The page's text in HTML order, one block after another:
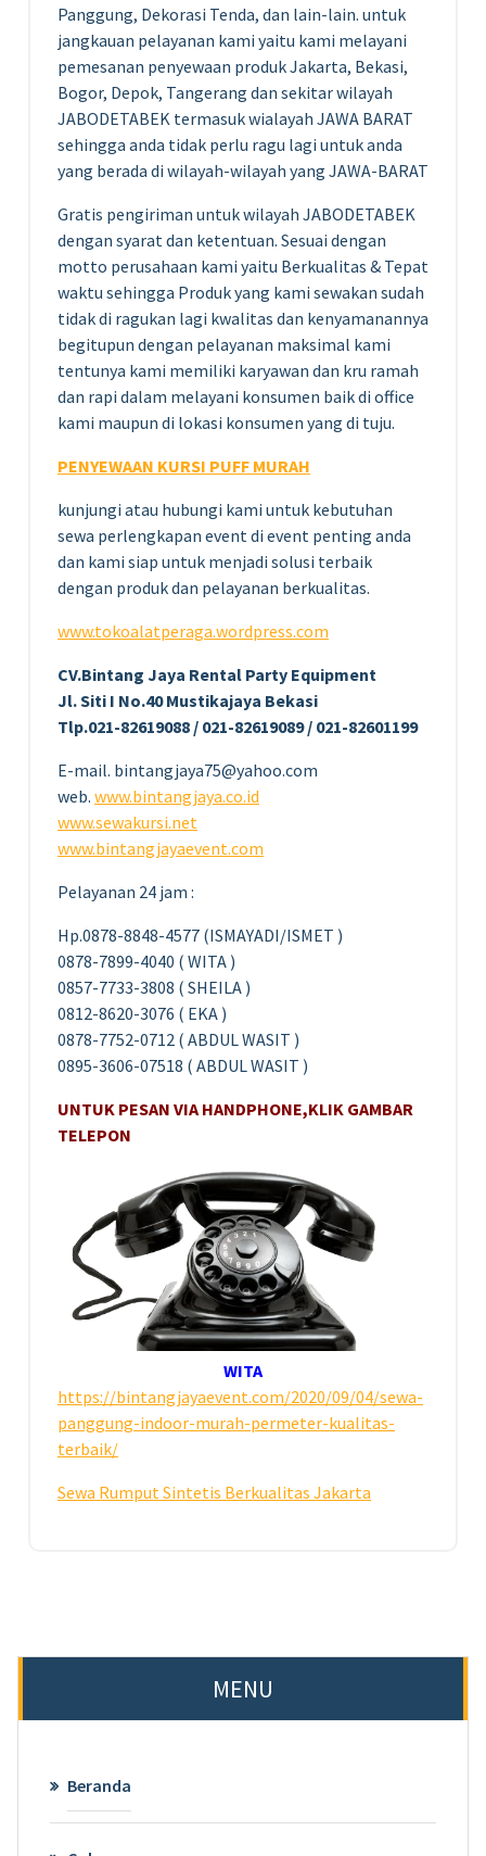
Panggung, Dekorasi Tenda, dan lain-lain. untuk
jangkauan pelayanan kami yaitu kami melayani
pemesanan penyewaan produk Jakarta, Bekasi,
Bogor, Depok, Tangerang dan sekitar wilayah
JABODETABEK termasuk wialayah JAWA BARAT
sehingga anda tidak perlu ragu lagi untuk anda
yang berada di wilayah-wilayah yang JAWA-BARAT
Gratis pengiriman untuk wilayah JABODETABEK
dengan syarat dan ketentuan. Sesuai dengan
motto perusahaan kami yaitu Berkualitas & Tepat
waktu sehingga Produk yang kami sewakan sudah
tidak di ragukan lagi kwalitas dan kenyamanannya
begitupun dengan pelayanan maksimal kami
tentunya kami memiliki karyawan dan kru ramah
dan rapi dalam melayani konsumen baik di office
kami maupun di lokasi konsumen yang di tuju.
PENYEWAAN KURSI PUFF MURAH
kunjungi atau hubungi kami untuk kebutuhan
sewa perlengkapan event di event penting anda
dan kami siap untuk menjadi solusi terbaik
dengan produk dan pelayanan berkualitas.
www.tokoalatperaga.wordpress.com
CV.Bintang Jaya Rental Party Equipment
Jl. Siti I No.40 Mustikajaya Bekasi
Tlp.021-82619088 / 021-82619089 / 021-82601199
E-mail. bintangjaya75@yahoo.com
web. www.bintangjaya.co.id
www.sewakursi.net
www.bintangjayaevent.com
Pelayanan 24 jam :
Hp.0878-8848-4577 (ISMAYADI/ISMET )
0878-7899-4040 ( WITA )
0857-7733-3808 ( SHEILA )
0812-8620-3076 ( EKA )
0878-7752-0712 ( ABDUL WASIT )
0895-3606-07518 ( ABDUL WASIT )
UNTUK PESAN VIA HANDPHONE,KLIK GAMBAR
TELEPON
WITA
https://bintangjayaevent.com/2020/09/04/sewa-
panggung-indoor-murah-permeter-kualitas-
terbaik/
Sewa Rumput Sintetis Berkualitas Jakarta
MENU
Beranda